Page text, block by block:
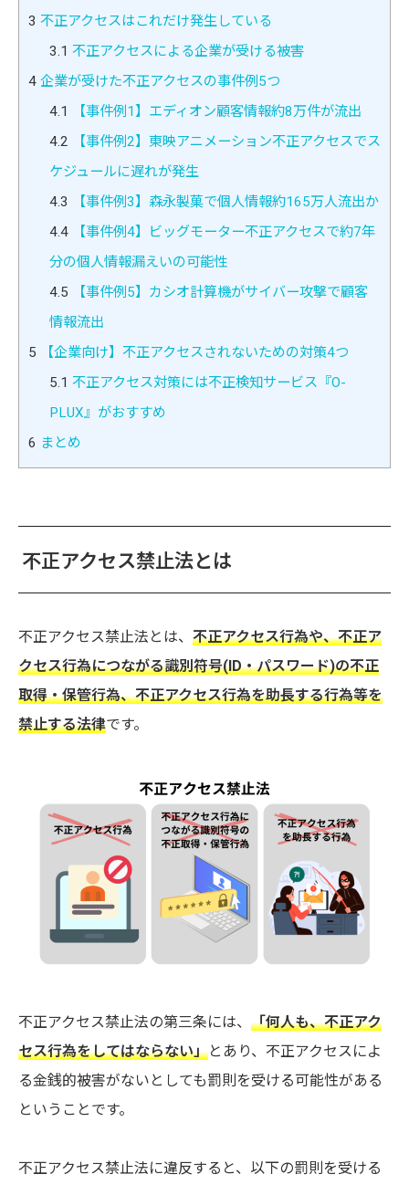
3 不正アクセスはこれだけ発生している
3.1 不正アクセスによる企業が受ける被害
4 企業が受けた不正アクセスの事件例5つ
4.1
【事件例1】エディオン顧客情報約8万件が流出
4.2 【事件例2】東映アニメーション不正アクセスでス
ケジュールに遅れが発生
4.3 【事件例3】森永製菓で個人情報約165万人流出か
4.4【事件例4】ビッグモーター不正アクセスで約7年
分の個人情報漏えいの可能性
4.5 【事件例5】カシオ計算機がサイバー攻撃で顧客
情報流出
5 【企業向け】不正アクセスされないための対策4つ
5.1 不正アクセス対策には不正検知サービス『O-
PLUX』がおすすめ
6 まとめ
不正アクセス禁止法とは
不正アクセス禁止法とは、 不正アクセス行為や、不正ア
クセス行為につながる識別符号(ID・パスワード)の不正
取得・保管行為、不正アクセス行為を助長する行為等を
禁止する法律です。
不正アクセス禁止法の第三条には、 「何人も、不正アク
セス行為をしてはならない」とあり、不正アクセスによ
る金銭的被害がないとしても罰則を受ける可能性がある
ということです。
不正アクセス禁止法に違反すると、以下の罰則を受ける